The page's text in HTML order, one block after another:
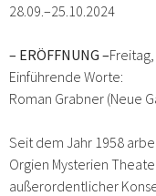
28.09.–25.10.2024
– ERÖFFNUNG –
Einführende Worte:
Roman Grabner (Neue
Seit dem Jahr 1958
Orgien Mysterien
außerordentlicher